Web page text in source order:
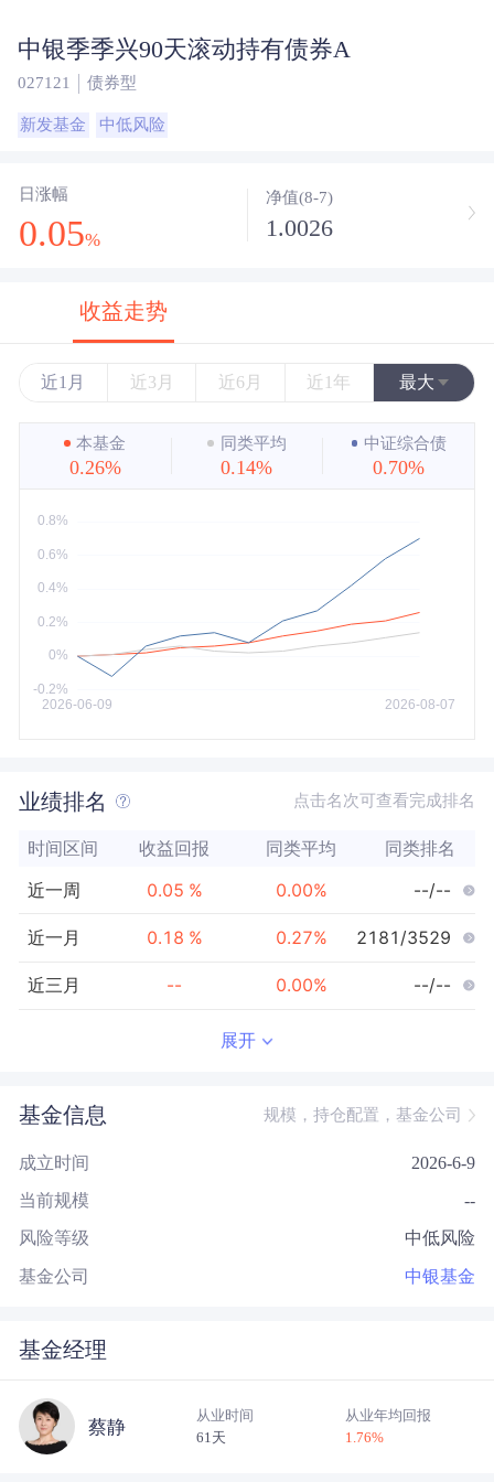
中银季季兴90天滚动持有债券A
027121 债券型
新发基金 中低风险
日涨幅
0.05%
净值(8-7)
1.0026
收益走势
近1月 近3月 近6月 近1年 最大
近3年
近5年
最大
本基金
0.26%
同类平均
0.14%
中证综合债
0.70%
业绩排名 点击名次可查看完成排名
时间区间 收益回报 同类平均 同类排名
近一周 0.05 % 0.00% --/--
近一月 0.18 % 0.27% 2181/3529
近三月 -- 0.00% --/--
近三年 0.00 % --/--
近五年 --/--
成立以来 --/--
展开
基金信息 规模，持仓配置，基金公司
成立时间 2026-6-9
当前规模 --
风险等级 中低风险
基金公司 中银基金
基金经理
蔡静
从业时间
61天
从业年均回报
1.76%